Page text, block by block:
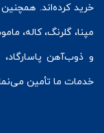
خرید کرده‌اند.
مپنا، گلرنگ، کاله،
و ذوب‌آهن
خدمات ما تأمین